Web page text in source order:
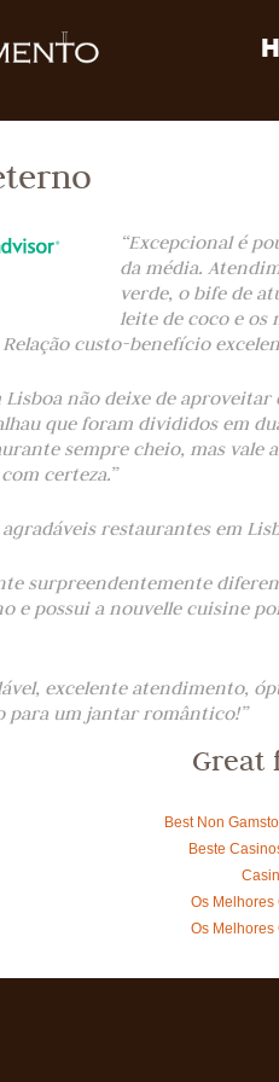
“Excepcional é
da média.
verde, o bife de
leite de coco e os
custo-benefício
Lisboa não deixe de
que foram divididos em
sempre cheio, mas vale
certeza.”
​​restaurantes em
surpreendentemente
e possui a nouvelle cuisine
excelente atendimento,
para um jantar romântico!”
Great
Best Non
Beste
Os Melhores
Os Melhores